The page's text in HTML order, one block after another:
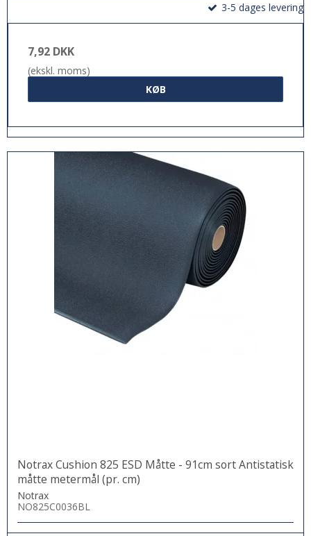
3-5 dages levering
7,92 DKK
(ekskl. moms)
KØB
Notrax Cushion 825 ESD Måtte - 91cm sort Antistatisk
måtte metermål (pr. cm)
Notrax
NO825C0036BL